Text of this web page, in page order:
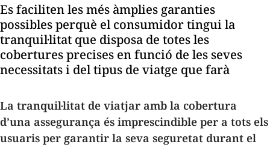
Es faciliten les més àmplies garanties
possibles perquè el consumidor tingui la
tranquil·litat que disposa de totes les
cobertures precises en funció de les seves
necessitats i del tipus de viatge que farà
La tranquil·litat de viatjar amb la cobertura
d’una assegurança és imprescindible per a tots els
usuaris per garantir la seva seguretat durant el